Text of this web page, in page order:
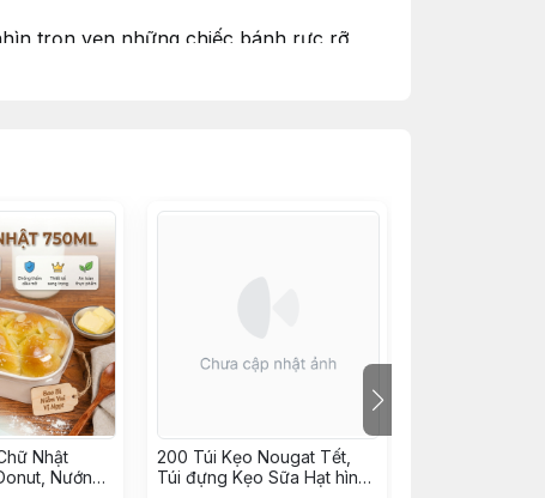
trọn vẹn những chiếc bánh rực rỡ
Nhật
Nướng
200 Túi Kẹo Nougat Tết,
Túi đựng Kẹo Sữa Hạt hình